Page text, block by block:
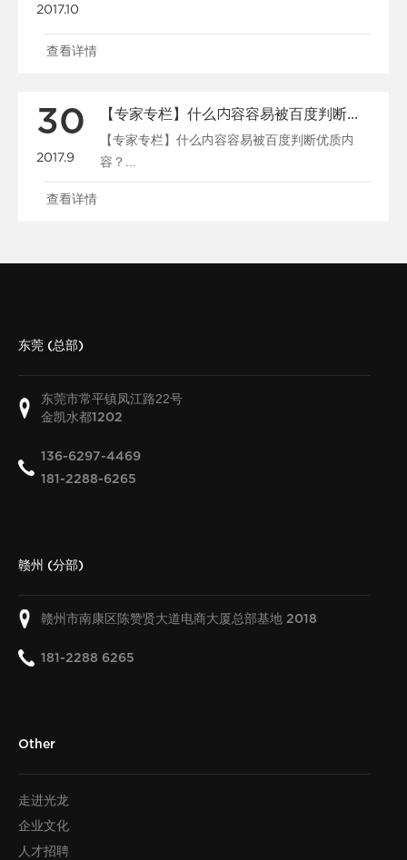
2017.10
查看详情
30
2017.9
【专家专栏】什么内容容易被百度判断优质内
容？...
查看详情
东莞 (总部)
东莞市常平镇凤江路22号
金凯水都1202
136-6297-4469
181-2288-6265
赣州 (分部)
赣州市南康区陈赞贤大道电商大厦总部基地 2018
181-2288 6265
Other
走进光龙
企业文化
人才招聘